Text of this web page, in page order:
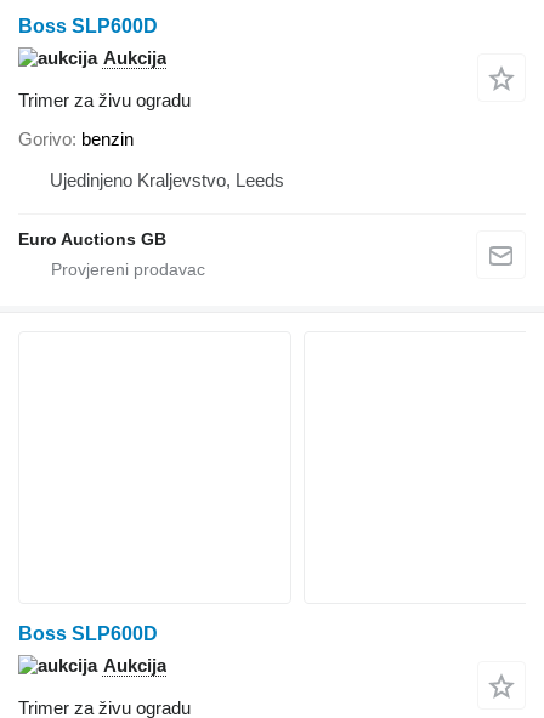
Boss SLP600D
Aukcija
Trimer za živu ogradu
Gorivo benzin
Ujedinjeno Kraljevstvo, Leeds
Euro Auctions GB
Boss SLP600D
Aukcija
Trimer za živu ogradu